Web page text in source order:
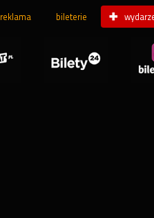
reklama bileterie